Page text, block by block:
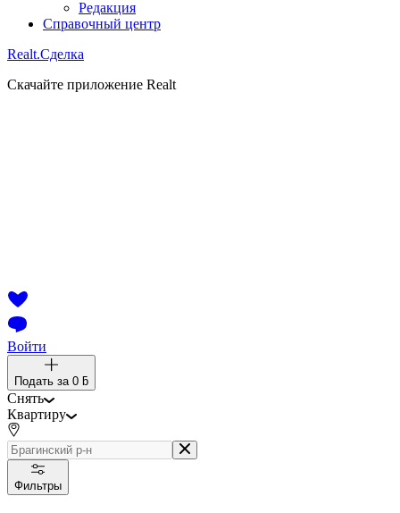
Редакция
Справочный центр
Realt.Сделка
Скачайте приложение Realt
Войти
Подать за 0 ƃ
Снять
Квартиру
Фильтры